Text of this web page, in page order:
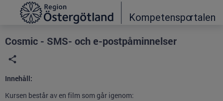
Grade
Portal
Cosmic - SMS- och e-postpåminnelser
Innehåll:
Kursen består av en film som går igenom: